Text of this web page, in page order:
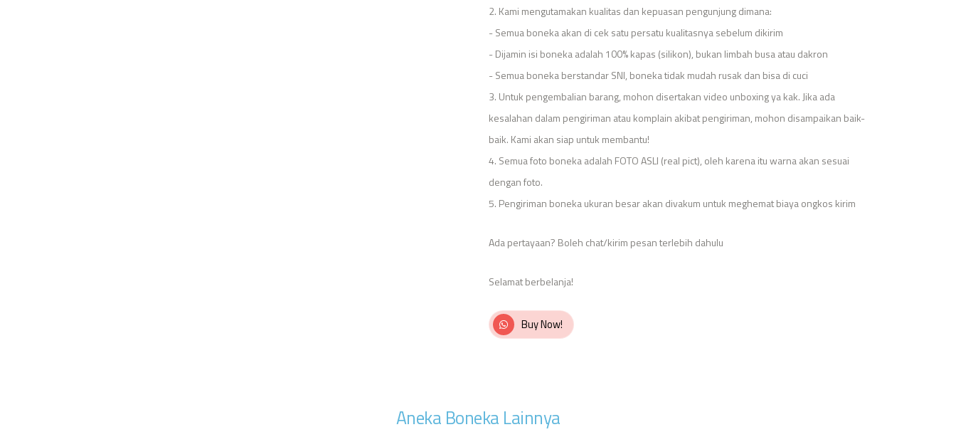
2. Kami mengutamakan kualitas dan kepuasan pengunjung dimana:
- Semua boneka akan di cek satu persatu kualitasnya sebelum dikirim
- Dijamin isi boneka adalah 100% kapas (silikon), bukan limbah busa atau dakron
- Semua boneka berstandar SNI, boneka tidak mudah rusak dan bisa di cuci
3. Untuk pengembalian barang, mohon disertakan video unboxing ya kak. Jika ada
kesalahan dalam pengiriman atau komplain akibat pengiriman, mohon disampaikan baik-
baik. Kami akan siap untuk membantu!
4. Semua foto boneka adalah FOTO ASLI (real pict), oleh karena itu warna akan sesuai
dengan foto.
5. Pengiriman boneka ukuran besar akan divakum untuk meghemat biaya ongkos kirim
Ada pertayaan? Boleh chat/kirim pesan terlebih dahulu
Selamat berbelanja!
Buy Now!
Aneka Boneka Lainnya